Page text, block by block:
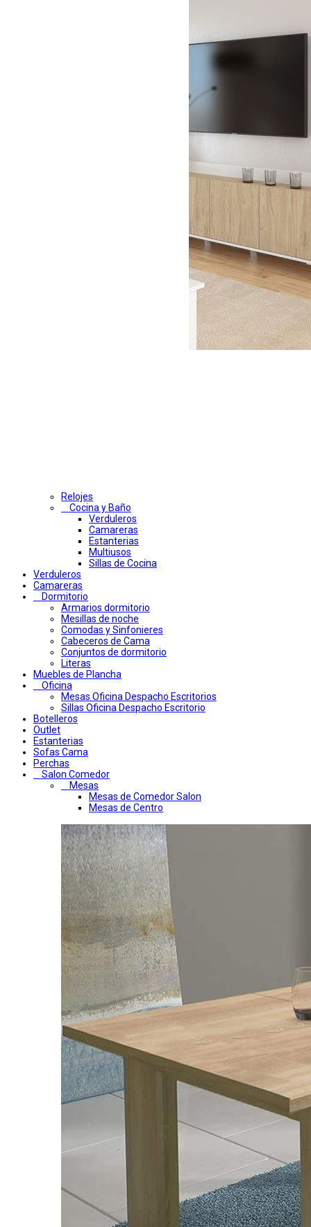
Relojes
Cocina y Baño
Verduleros
Camareras
Estanterias
Multiusos
Sillas de Cocina
Verduleros
Camareras
Dormitorio
Armarios dormitorio
Mesillas de noche
Comodas y Sinfonieres
Cabeceros de Cama
Conjuntos de dormitorio
Literas
Muebles de Plancha
Oficina
Mesas Oficina Despacho Escritorios
Sillas Oficina Despacho Escritorio
Botelleros
Outlet
Estanterias
Sofas Cama
Perchas
Salon Comedor
Mesas
Mesas de Comedor Salon
Mesas de Centro